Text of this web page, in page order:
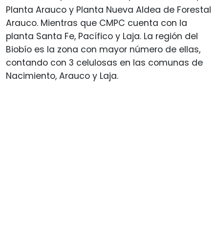
Planta Arauco y Planta Nueva Aldea de Forestal
Arauco. Mientras que CMPC cuenta con la
planta Santa Fe, Pacífico y Laja. La región del
Biobío es la zona con mayor número de ellas,
contando con 3 celulosas en las comunas de
Nacimiento, Arauco y Laja.